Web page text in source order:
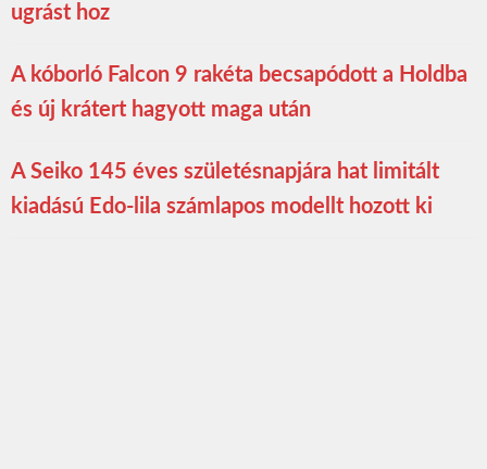
ugrást hoz
A kóborló Falcon 9 rakéta becsapódott a Holdba
és új krátert hagyott maga után
A Seiko 145 éves születésnapjára hat limitált
kiadású Edo-lila számlapos modellt hozott ki